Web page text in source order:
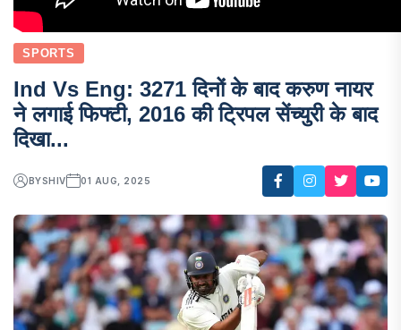
SPORTS
Ind Vs Eng: 3271 दिनों के बाद करुण नायर
ने लगाई फिफ्टी, 2016 की ट्रिपल सेंच्युरी के बाद
दिखा...
BYSHIV 01 AUG, 2025